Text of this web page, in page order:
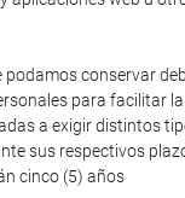
podamos conservar
para facilitar
a exigir distintos
sus respectivos
cinco (5) años